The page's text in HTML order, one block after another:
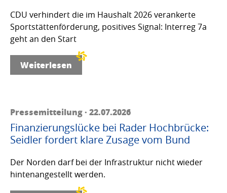
CDU verhindert die im Haushalt 2026 verankerte
Sportstättenförderung, positives Signal: Interreg 7a
geht an den Start
Weiterlesen
Pressemitteilung · 22.07.2026
Finanzierungslücke bei Rader Hochbrücke:
Seidler fordert klare Zusage vom Bund
Der Norden darf bei der Infrastruktur nicht wieder
hintenangestellt werden.